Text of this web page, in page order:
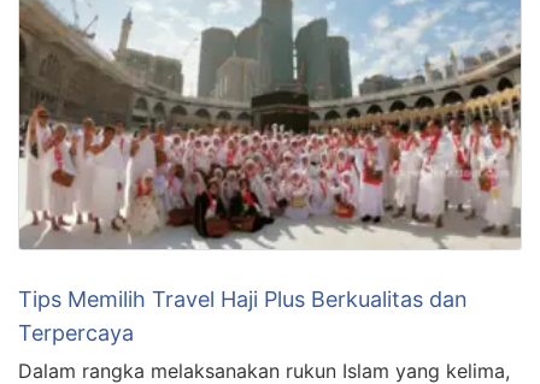
Tips Memilih Travel Haji Plus Berkualitas dan
Terpercaya
Dalam rangka melaksanakan rukun Islam yang kelima,